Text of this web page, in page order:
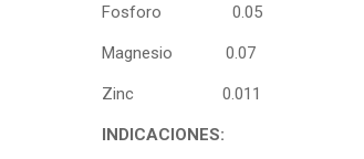
Fosforo 0.05
Magnesio 0.07
Zinc 0.011
INDICACIONES: